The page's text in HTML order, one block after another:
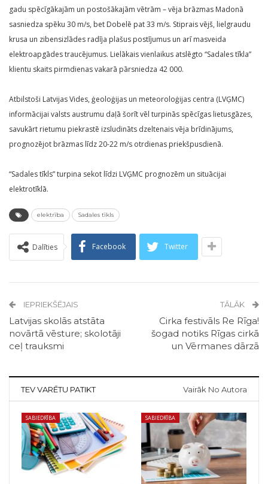
gadu spēcīgākajām un postošākajām vētrām – vēja brāzmas Madonā
sasniedza spēku 30 m/s, bet Dobelē pat 33 m/s. Stiprais vējš, lielgraudu
krusa un zibensizlādes radīja plašus postījumus un arī masveida
elektroapgādes traucējumus. Lielākais vienlaikus atslēgto “Sadales tīkla”
klientu skaits pirmdienas vakarā pārsniedza 42 000.
Atbilstoši Latvijas Vides, ģeoloģijas un meteoroloģijas centra (LVĢMC)
informācijai valsts austrumu daļā šorīt vēl turpinās spēcīgas lietusgāzes,
savukārt rietumu piekrastē izsludināts dzeltenais vēja brīdinājums,
prognozējot brāzmas līdz 20-22 m/s otrdienas priekšpusdienā.
“Sadales tīkls” turpina sekot līdzi LVĢMC prognozēm un situācijai
elektrotīklā.
elektrība Sadales tīkls
Dalīties Facebook Twitter
IEPRIEKŠĒJAIS
Latvijas skolās atstāta
novārtā vēsture; skolotāji
ceļ trauksmi
TĀLĀK
Cirka festivāls Re Rīga!
šogad notiks Rīgas cirkā
un Vērmanes dārzā
TEV VARĒTU PATIKT Vairāk No Autora
SABIEDRĪBA SABIEDRĪBA